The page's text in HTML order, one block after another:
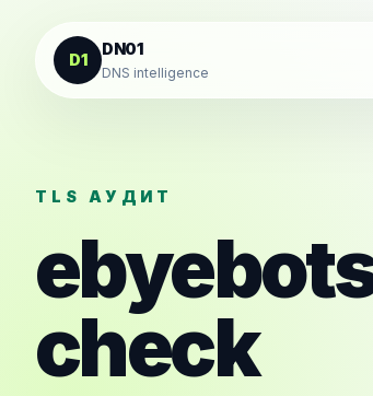
К содержанию
D1
DN01
DNS intelligence
TLS АУДИТ
check